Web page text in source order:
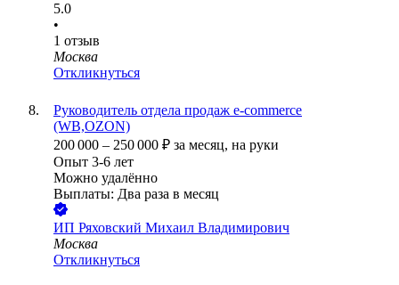
5.0
•
1 отзыв
Москва
Откликнуться
Руководитель отдела продаж e-commerce
(WB,OZON)
200 000 – 250 000 ₽ за месяц, на руки
Опыт 3-6 лет
Можно удалённо
Выплаты: Два раза в месяц
ИП Ряховский Михаил Владимирович
Москва
Откликнуться